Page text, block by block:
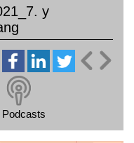
y
Podcasts